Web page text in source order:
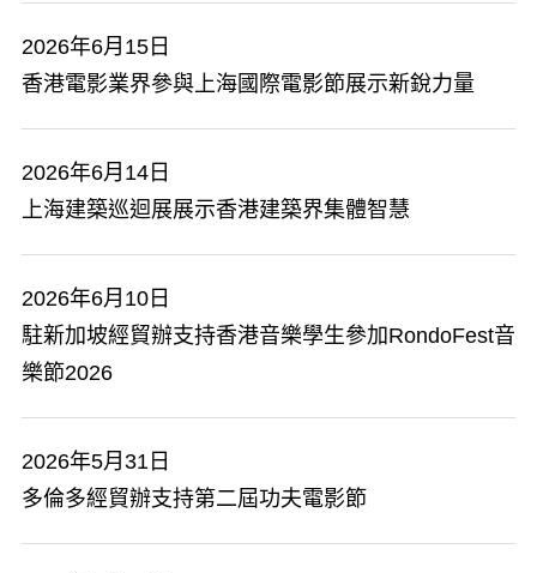
2026年6月15日
香港電影業界參與上海國際電影節展示新銳力量
2026年6月14日
上海建築巡迴展展示香港建築界集體智慧
2026年6月10日
駐新加坡經貿辦支持香港音樂學生參加RondoFest音
樂節2026
2026年5月31日
​多倫多經貿辦支持第二屆功夫電影節